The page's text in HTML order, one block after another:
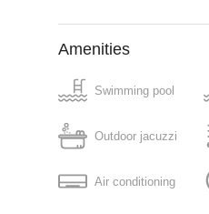
Amenities
Swimming pool
Outdoor jacuzzi
Air conditioning